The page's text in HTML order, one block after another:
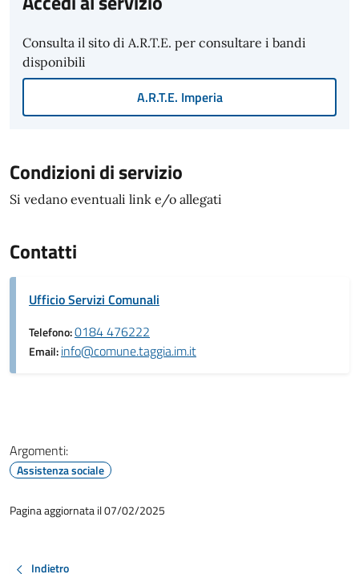
Consulta il sito di A.R.T.E. per consultare i bandi
disponibili
A.R.T.E. Imperia
Condizioni di servizio
Si vedano eventuali link e/o allegati
Contatti
Ufficio Servizi Comunali
Telefono:0184 476222
Email:info@comune.taggia.im.it
Argomenti:
Assistenza sociale
Pagina aggiornata il 07/02/2025
Indietro